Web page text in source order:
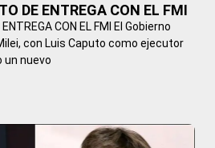
DE ENTREGA CON EL FMI
CON EL FMI El Gobierno
con Luis Caputo como ejecutor
un nuevo